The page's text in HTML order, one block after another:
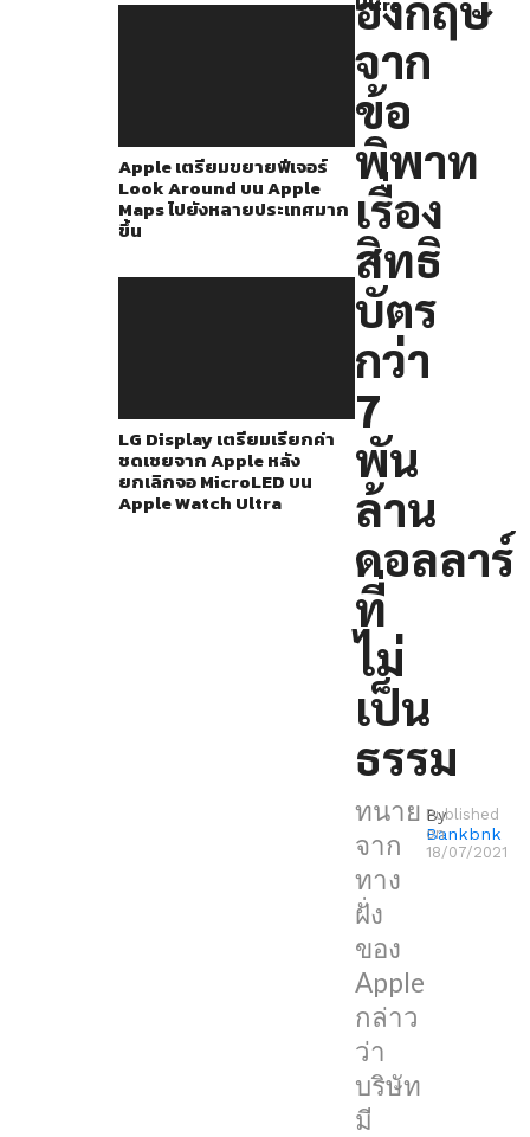
Apple เตรียมขยายฟีเจอร์
Look Around บน Apple
Maps ไปยังหลายประเทศมาก
ขึ้น
LG Display เตรียมเรียกค่า
ชดเชยจาก Apple หลัง
ยกเลิกจอ MicroLED บน
Apple Watch Ultra
จาก
ข้อ
พิพาท
เรื่อง
สิทธิ
บัตร
กว่า
7
พัน
ล้าน
ดอลลาร์
ที่
ไม่
เป็น
ธรรม
ทนาย
จาก
ทาง
ฝั่ง
ของ
Apple
กล่าว
ว่า
บริษัท
มี
By
Bankbnk
Published
on
18/07/2021
ที่
จะ
ออก
จาก
ตลาด
อังกฤษ
หาก
การ
ตัดสิน
ศาล
“ไม่
เป็น
ที่
ยอมรับ
ใน
เชิง
พาณิชย์”
จาก
กรณี
โดน
ฟ้อง
สิทธิ
บัตร
อย่าง
ไม่
เป็น
ธรรม
ใน
ประเทศ
อังกฤษ